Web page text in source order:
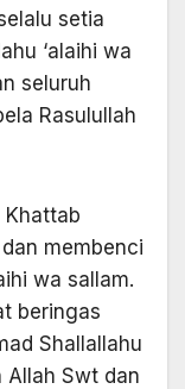
setia
‘alaihi wa
seluruh
Rasulullah
Khattab
membenci
wa sallam.
beringas
Shallallahu
Allah Swt dan